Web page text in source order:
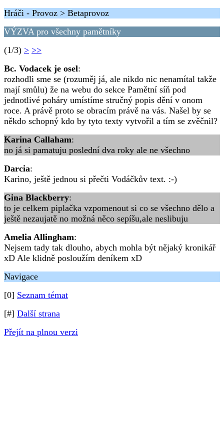
Hráči - Provoz > Betaprovoz
VÝZVA pro všechny pamětníky
(1/3) > >>
Bc. Vodacek je osel:
rozhodli sme se (rozuměj já, ale nikdo nic nenamítal takže
mají smůlu) že na webu do sekce Pamětní síň pod
jednotlivé poháry umístíme stručný popis dění v onom
roce. A právě proto se obracím právě na vás. Našel by se
někdo schopný kdo by tyto texty vytvořil a tím se zvěčnil?
Karina Callaham:
no já si pamatuju poslední dva roky ale ne všechno
Darcia:
Karino, ještě jednou si přečti Vodáčkův text. :-)
Gina Blackberry:
to je celkem piplačka vzpomenout si co se všechno dělo a
ještě nezaujatě no možná něco sepíšu,ale neslibuju
Amelia Allingham:
Nejsem tady tak dlouho, abych mohla být nějaký kronikář
xD Ale klidně posloužím deníkem xD
Navigace
[0] Seznam témat
[#] Další strana
Přejít na plnou verzi